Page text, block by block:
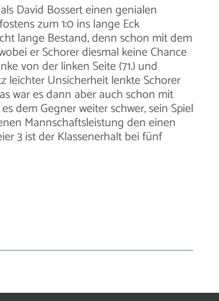
David Bossert einen genialen
zum 1:0 ins lange Eck
lange Bestand, denn schon mit dem
er Schorer diesmal keine Chance
von der linken Seite (71.) und
leichter Unsicherheit lenkte Schorer
war es dann aber auch schon mit
dem Gegner weiter schwer, sein Spiel
Mannschaftsleistung den einen
3 ist der Klassenerhalt bei fünf